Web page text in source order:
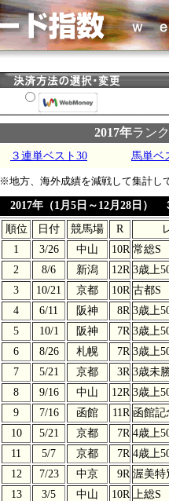
2017年ラン
３連単ベスト30 馬単ベ
※地方、海外成績を減戦して集計し
2017年（1月5日～12月28日）
順位
日付 競馬場 R
1
3/26 中山 10R 常総S
2
8/6 新潟 12R 3歳上
3
10/21 京都 10R 古都S
4
6/11 阪神 8R 3歳上
5
10/1 阪神 7R 3歳上
6
8/26 札幌 7R 3歳上
7
5/21 京都 3R 3歳未
8
9/16 中山 12R 3歳上
9
7/16 函館 11R 函館記
10
5/21 京都 7R 4歳上
11
5/7 京都 7R 4歳上
12
7/23 中京 9R 渥美特
13
3/5 中山 10R 上総S